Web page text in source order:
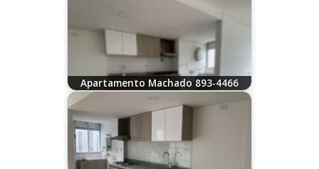
Apartamento Machado 893-4466
08/07/2026